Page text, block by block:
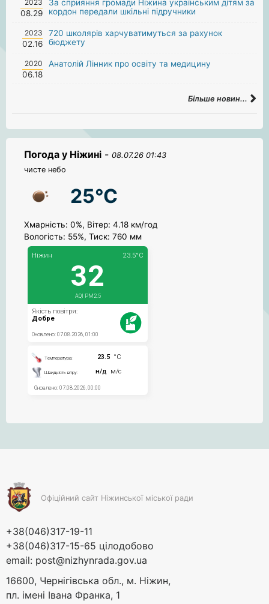
2023
08.29
За сприяння громади Ніжина українським дітям за
кордон передали шкільні підручники
2023
02.16
720 школярів харчуватимуться за рахунок
бюджету
2020
06.18
Анатолій Лінник про освіту та медицину
Більше новин...
Погода у Ніжині - 08.07.26 01:43
чисте небо
25°C
Хмарність: 0%, Вітер: 4.18 км/год
Вологість: 55%, Тиск: 760 мм
Офіційний сайт Ніжинської міської ради
+38(046)317-19-11
+38(046)317-15-65 цілодобово
email: post@nizhynrada.gov.ua
16600, Чернігівська обл., м. Ніжин,
пл. імені Івана Франка, 1